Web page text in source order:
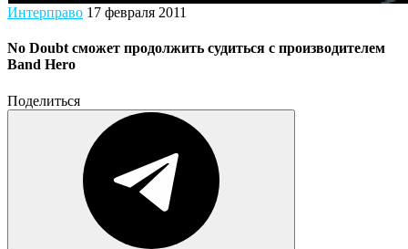
Интерправо 17 февраля 2011
No Doubt сможет продолжить судиться с производителем
Band Hero
Поделиться